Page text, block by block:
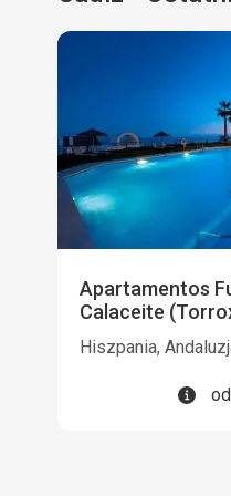
Apartamentos
Calaceite
Hiszpania,
od